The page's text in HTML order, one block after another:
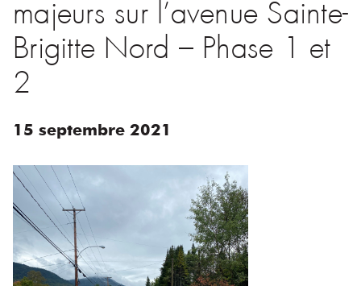
majeurs sur l’avenue Sainte-
Brigitte Nord – Phase 1 et
2
15 septembre 2021